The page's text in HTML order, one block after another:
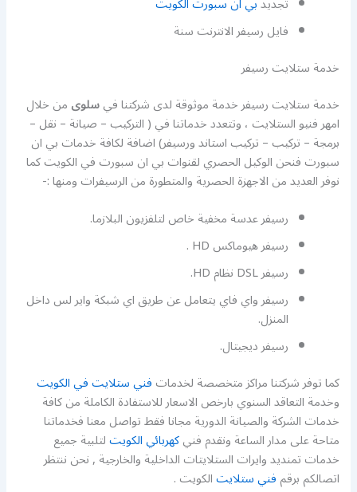
فايل رسيفر الانترنت سنة
خدمة ستلايت رسيفر
خدمة ستلايت رسيفر خدمة موثوقة لدى شركتنا فيسلوىمن خلال
امهر فنيو الستلايت ، وتتعدد خدماتنا في ( التركيب – صيانة – نقل –
برمجة – تركيب – تركيب استاند ورسيفر) اضافة لكافة خدمات بي ان
سبورت فنحن الوكيل الحصري لقنوات بي ان سبورت في الكويت كما
نوفر العديد من الاجهزة الحصرية والمتطورة من الرسيفرات ومنها :-
رسيفر عدسة مخفية خاص لتلفزيون البلازما.
رسيفر هيوماكس HD .
رسيفر DSL نظام HD.
رسيفر واي فاي يتعامل عن طريق اي شبكة واير لس داخل
المنزل.
رسيفر ديجيتال.
كما توفر شركتنا مراكز متخصصة لخدماتفني ستلايت في الكويت
وخدمة التعاقد السنوي بارخص الاسعار للاستفادة الكاملة من كافة
خدمات الشركة والصيانة الدورية مجانا فقط تواصل معنا فخدماتنا
متاحة على مدار الساعة ونقدم فنيكهربائي الكويتلتلبية جميع
خدمات تمنديد وايرات الستلايتات الداخلية والخارجية , نحن ننتظر
اتصالكم برقمفني ستلايتالكويت .